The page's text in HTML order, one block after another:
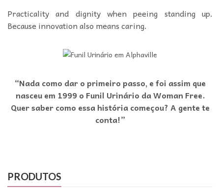
Practicality and dignity when peeing standing up.
Because innovation also means caring.
“Nada como dar o primeiro passo, e foi assim que
nasceu em 1999 o Funil Urinário da Woman Free.
Quer saber como essa história começou? A gente te
conta!”
PRODUTOS